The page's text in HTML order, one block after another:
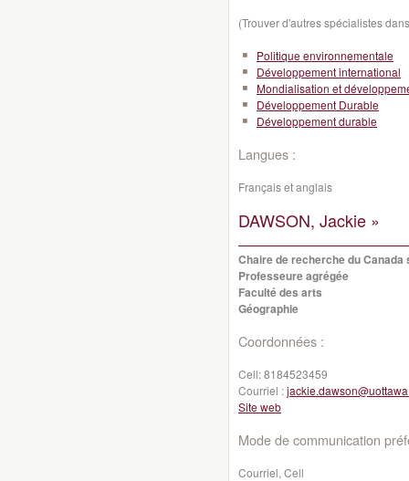
(Trouver d'autres spécialistes
Politique environnementale
Développement international
Mondialisation et
Développement Durable
Développement durable
Langues :
Français et anglais
DAWSON, Jackie »
Chaire de recherche du
Professeure agrégée
Faculté des arts
Géographie
Coordonnées :
Cell:8184523459
Courriel :
Site web
Mode de communication
Courriel, Cell